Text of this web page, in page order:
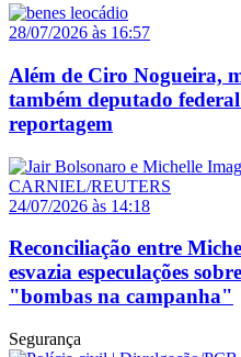
28/07/2026 às 16:57
Além de Ciro Nogueira,
também deputado
reportagem
24/07/2026 às 14:18
Reconciliação entre
esvazia especulações
"bombas na campanha"
Segurança